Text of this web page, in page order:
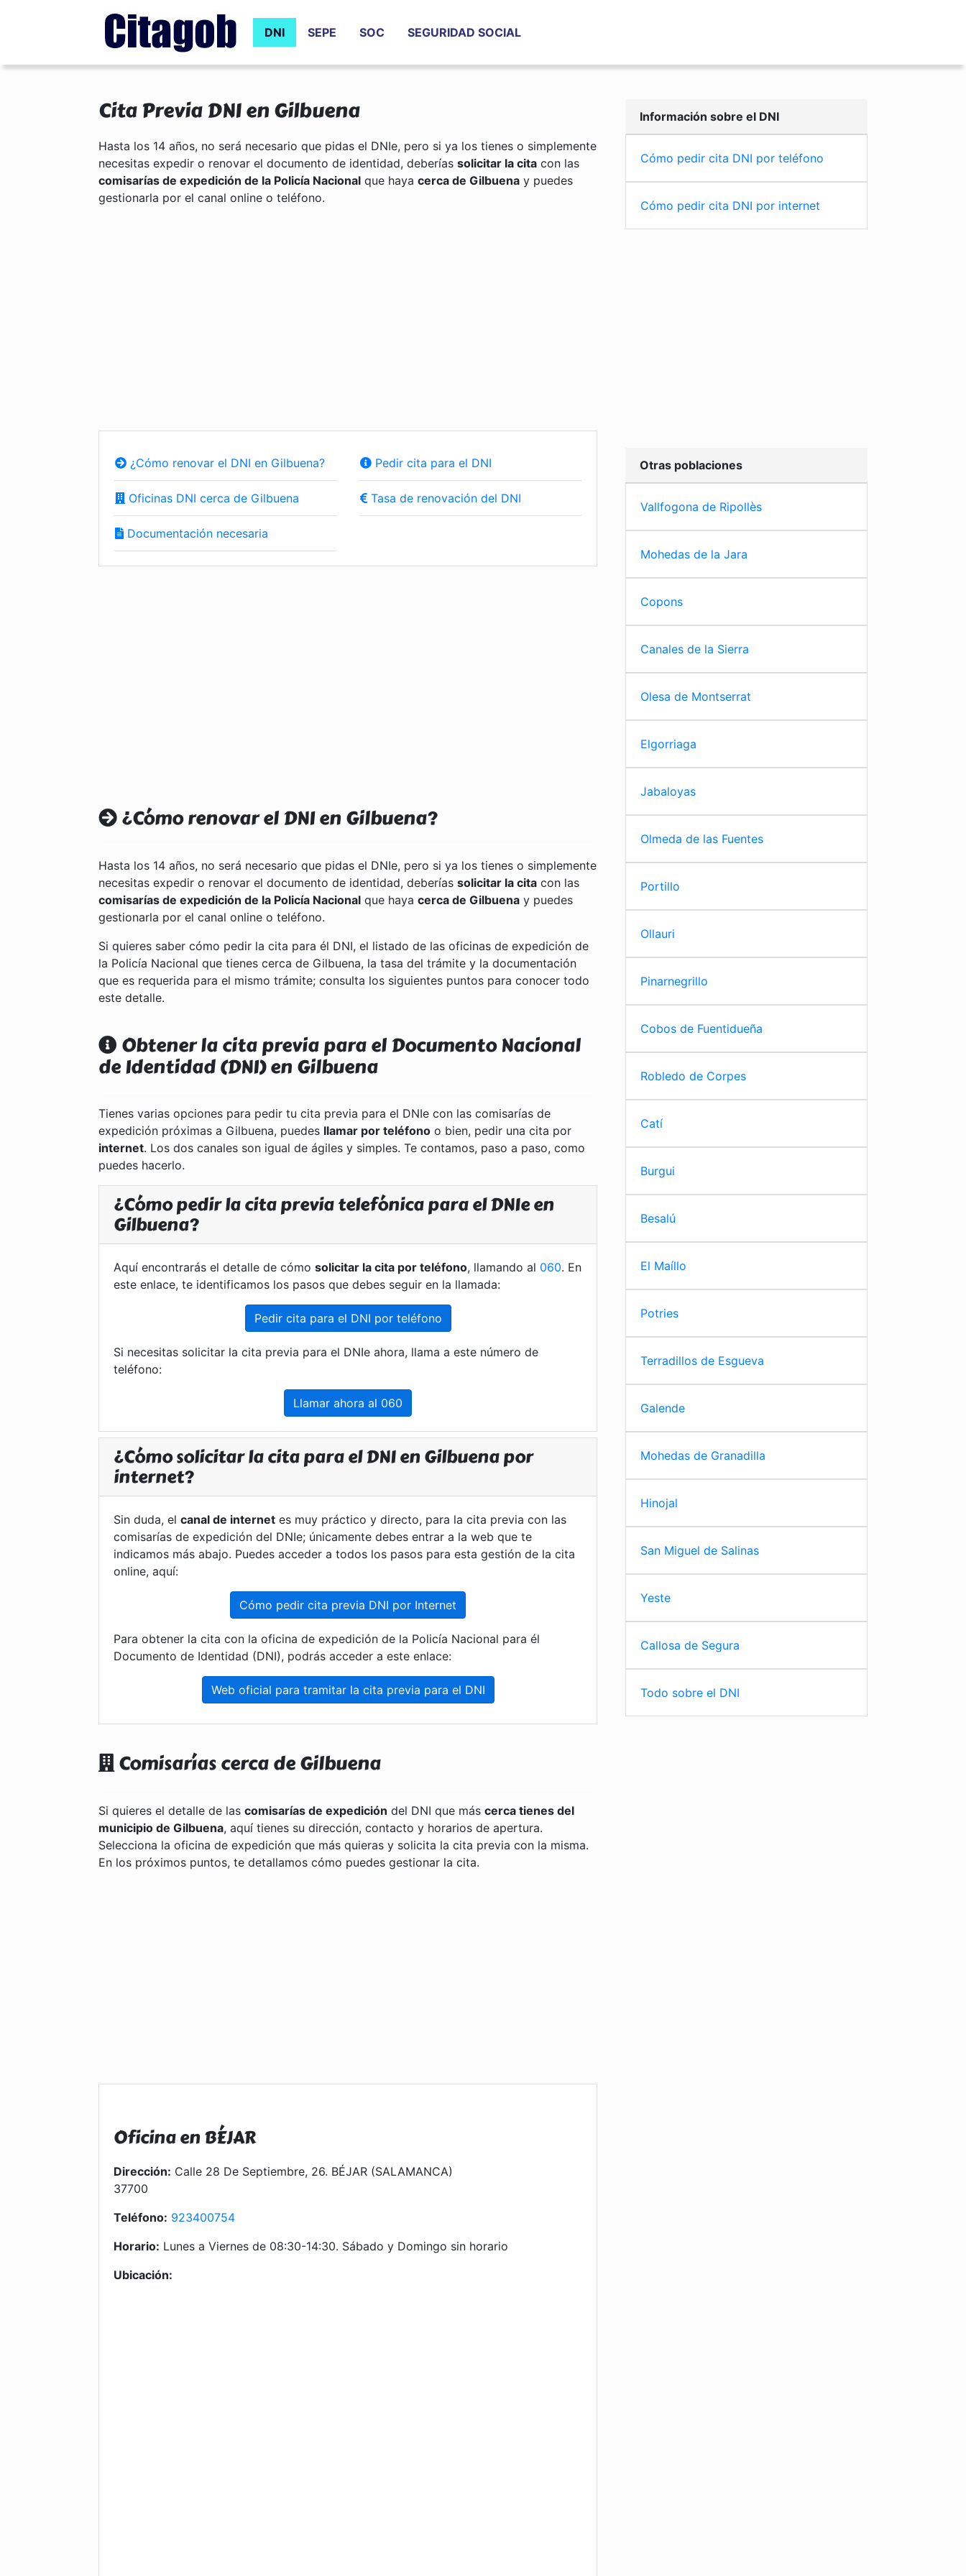
DNI SEPE SOC SEGURIDAD SOCIAL
Cita Previa DNI en Gilbuena
Hasta los 14 años, no será necesario que pidas el DNIe, pero si ya los tienes o simplemente
necesitas expedir o renovar el documento de identidad, deberías solicitar la cita con las
comisarías de expedición de la Policía Nacional que haya cerca de Gilbuena y puedes
gestionarla por el canal online o teléfono.
¿Cómo renovar el DNI en Gilbuena?
Oficinas DNI cerca de Gilbuena
Documentación necesaria
Pedir cita para el DNI
Tasa de renovación del DNI
¿Cómo renovar el DNI en Gilbuena?
Hasta los 14 años, no será necesario que pidas el DNIe, pero si ya los tienes o simplemente
necesitas expedir o renovar el documento de identidad, deberías solicitar la cita con las
comisarías de expedición de la Policía Nacional que haya cerca de Gilbuena y puedes
gestionarla por el canal online o teléfono.
Si quieres saber cómo pedir la cita para él DNI, el listado de las oficinas de expedición de
la Policía Nacional que tienes cerca de Gilbuena, la tasa del trámite y la documentación
que es requerida para el mismo trámite; consulta los siguientes puntos para conocer todo
este detalle.
Obtener la cita previa para el Documento Nacional
de Identidad (DNI) en Gilbuena
Tienes varias opciones para pedir tu cita previa para el DNIe con las comisarías de
expedición próximas a Gilbuena, puedes llamar por teléfono o bien, pedir una cita por
internet. Los dos canales son igual de ágiles y simples. Te contamos, paso a paso, como
puedes hacerlo.
¿Cómo pedir la cita previa telefónica para el DNIe en
Gilbuena?
Aquí encontrarás el detalle de cómo solicitar la cita por teléfono, llamando al 060. En
este enlace, te identificamos los pasos que debes seguir en la llamada:
Pedir cita para el DNI por teléfono
Si necesitas solicitar la cita previa para el DNIe ahora, llama a este número de
teléfono:
Llamar ahora al 060
¿Cómo solicitar la cita para el DNI en Gilbuena por
internet?
Sin duda, el canal de internet es muy práctico y directo, para la cita previa con las
comisarías de expedición del DNIe; únicamente debes entrar a la web que te
indicamos más abajo. Puedes acceder a todos los pasos para esta gestión de la cita
online, aquí:
Cómo pedir cita previa DNI por Internet
Para obtener la cita con la oficina de expedición de la Policía Nacional para él
Documento de Identidad (DNI), podrás acceder a este enlace:
Web oficial para tramitar la cita previa para el DNI
Comisarías cerca de Gilbuena
Si quieres el detalle de las comisarías de expedición del DNI que más cerca tienes del
municipio de Gilbuena, aquí tienes su dirección, contacto y horarios de apertura.
Selecciona la oficina de expedición que más quieras y solicita la cita previa con la misma.
En los próximos puntos, te detallamos cómo puedes gestionar la cita.
Oficina en BÉJAR
Dirección: Calle 28 De Septiembre, 26. BÉJAR (SALAMANCA)
37700
Teléfono: 923400754
Horario: Lunes a Viernes de 08:30-14:30. Sábado y Domingo sin horario
Ubicación:
Información sobre el DNI
Cómo pedir cita DNI por teléfono
Cómo pedir cita DNI por internet
Otras poblaciones
Vallfogona de Ripollès
Mohedas de la Jara
Copons
Canales de la Sierra
Olesa de Montserrat
Elgorriaga
Jabaloyas
Olmeda de las Fuentes
Portillo
Ollauri
Pinarnegrillo
Cobos de Fuentidueña
Robledo de Corpes
Catí
Burgui
Besalú
El Maíllo
Potries
Terradillos de Esgueva
Galende
Mohedas de Granadilla
Hinojal
San Miguel de Salinas
Yeste
Callosa de Segura
Todo sobre el DNI